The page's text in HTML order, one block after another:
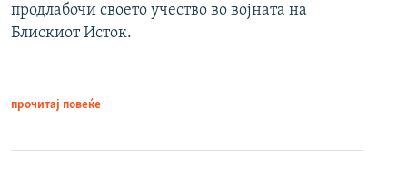
продлабочи своето учество во војната на
Блискиот Исток.
прочитај повеќе